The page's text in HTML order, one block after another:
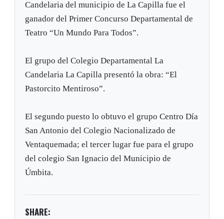
Candelaria del municipio de La Capilla fue el
ganador del Primer Concurso Departamental de
Teatro “Un Mundo Para Todos”.
El grupo del Colegio Departamental La
Candelaria La Capilla presentó la obra: “El
Pastorcito Mentiroso”.
El segundo puesto lo obtuvo el grupo Centro Día
San Antonio del Colegio Nacionalizado de
Ventaquemada; el tercer lugar fue para el grupo
del colegio San Ignacio del Municipio de
Úmbita.
SHARE: